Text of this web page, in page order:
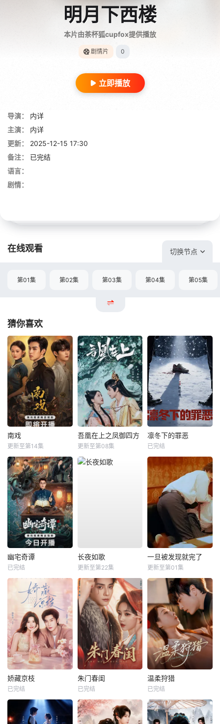
明月下西楼
本片由茶杯狐cupfox提供播放
剧情片 0
立即播放
导演：
内详
主演：
内详
更新：
2025-12-15 17:30
备注：
已完结
语言：
剧情：
在线观看 切换节点
第01集 第02集 第03集 第04集 第05集
猜你喜欢
南戏
更新至第14集
吾凰在上之凤御四方
更新至第08集
凛冬下的罪恶
已完结
幽宅奇谭
已完结
长夜如歌
更新至第22集
一旦被发现就完了
更新至第01集
娇藏京枝
已完结
朱门春闺
已完结
温柔狩猎
已完结